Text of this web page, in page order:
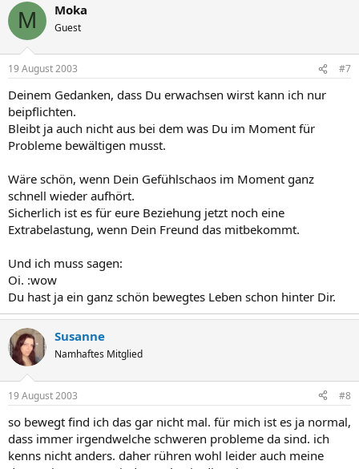
M Moka
Guest
19 August 2003 #7
Deinem Gedanken, dass Du erwachsen wirst kann ich nur
beipflichten.
Bleibt ja auch nicht aus bei dem was Du im Moment für
Probleme bewältigen musst.
Wäre schön, wenn Dein Gefühlschaos im Moment ganz
schnell wieder aufhört.
Sicherlich ist es für eure Beziehung jetzt noch eine
Extrabelastung, wenn Dein Freund das mitbekommt.
Und ich muss sagen:
Oi. :wow
Du hast ja ein ganz schön bewegtes Leben schon hinter Dir.
Susanne
Namhaftes Mitglied
19 August 2003 #8
so bewegt find ich das gar nicht mal. für mich ist es ja normal,
dass immer irgendwelche schweren probleme da sind. ich
kenns nicht anders. daher rühren wohl leider auch meine